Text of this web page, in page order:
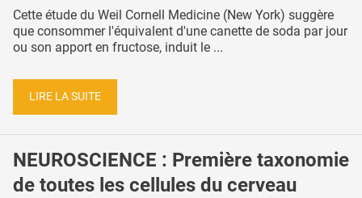
Cette étude du Weil Cornell Medicine (New York) suggère
que consommer l'équivalent d'une canette de soda par jour
ou son apport en fructose, induit le ...
LIRE LA SUITE
NEUROSCIENCE : Première taxonomie
de toutes les cellules du cerveau